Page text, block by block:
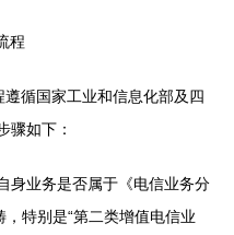
程
循国家工业和信息化部及四
骤如下：
身业务是否属于《电信业务分
特别是“第二类增值电信业